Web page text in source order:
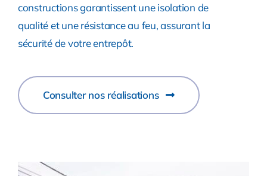
constructions garantissent une isolation de
qualité et une résistance au feu, assurant la
sécurité de votre entrepôt.
Consulter nos réalisations